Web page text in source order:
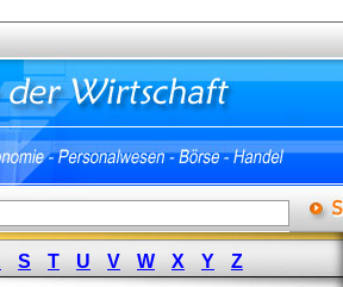
S T U V W X Y Z